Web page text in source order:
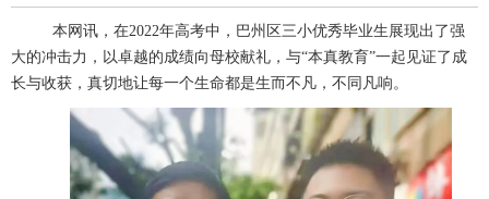
本网讯，在2022年高考中，巴州区三小优秀毕业生展现出了强
大的冲击力，以卓越的成绩向母校献礼，与“本真教育”一起见证了成
长与收获，真切地让每一个生命都是生而不凡，不同凡响。